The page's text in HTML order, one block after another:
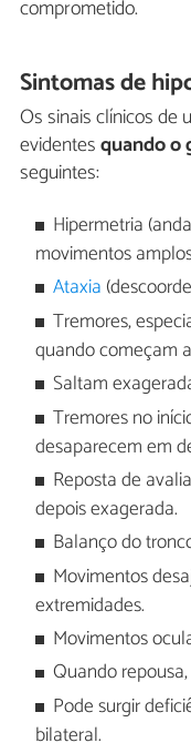
comprometido.
Sintomas de
Os sinais clínicos de
evidentesquando o
seguintes:
Hipermetria
movimentos
Ataxia
Tremores,
quando começam
Saltam
Tremores no
desaparecem em
Reposta de
depois exagerada.
Balanço do
Movimentos
extremidades.
Movimentos
Quando
Pode surgir
bilateral.